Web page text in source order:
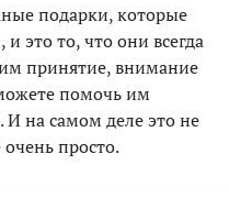
подарки, которые
это то, что они всегда
принятие, внимание
помочь им
на самом деле это не
просто.